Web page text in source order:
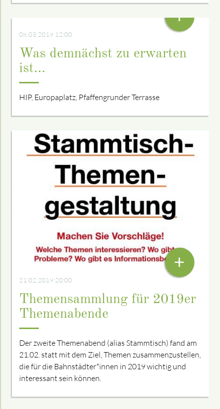
08.03.2019 12:00
Was demnächst zu erwarten
ist…
HIP, Europaplatz, Pfaffengrunder Terrasse
+
21.02.2019 20:00
Themensammlung für 2019er
Themenabende
Der zweite Themenabend (alias Stamm­tisch) fand am
21.02. statt mit dem Ziel, Themen zusammenzustellen,
die für die Bahnstädter*innen in 2019 wichtig und
interessant sein können.
+